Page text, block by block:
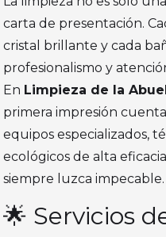
carta de presentación.
cristal brillante y cada
profesionalismo y
En Limpieza de la
primera impresión
equipos especializados,
ecológicos de alta
siempre luzca impecable.
🌟 Servicios